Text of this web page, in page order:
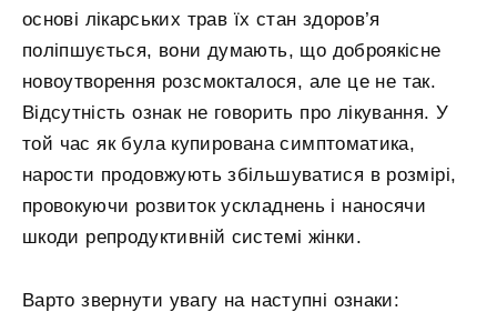
основі лікарських трав їх стан здоров’я
поліпшується, вони думають, що доброякісне
новоутворення розсмокталося, але це не так.
Відсутність ознак не говорить про лікування. У
той час як була купирована симптоматика,
нарости продовжують збільшуватися в розмірі,
провокуючи розвиток ускладнень і наносячи
шкоди репродуктивній системі жінки.
Варто звернути увагу на наступні ознаки: